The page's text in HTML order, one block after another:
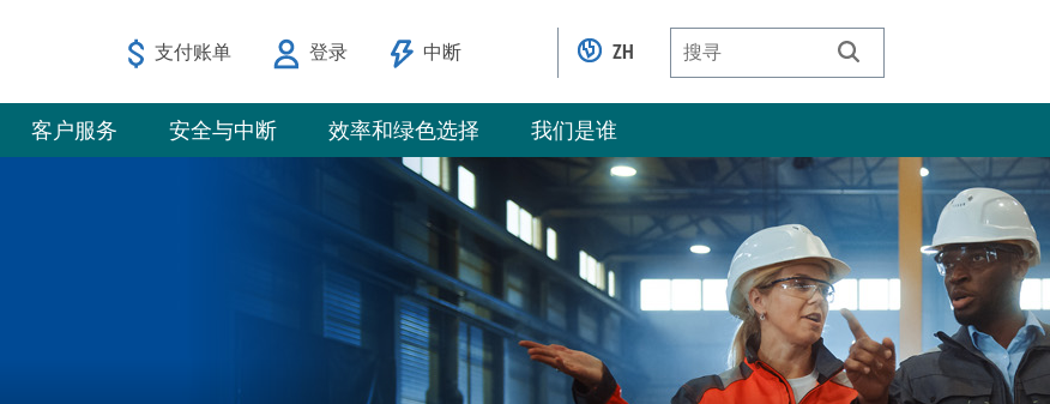
客户服务 安全与中断 效率和绿色选择 我们是谁
支付账单 登录 中断 ZH